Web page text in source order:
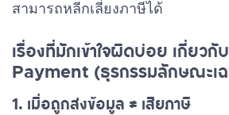
สามารถหลีกเลี่ยงภาษีได้
เรื่องที่มักเข้าใจผิดบ่อย เกี่ยวกั
Payment (ธุรกรรมลักษณะเ
1. เมื่อถูกส่งข้อมูล ≠ เสียภาษี